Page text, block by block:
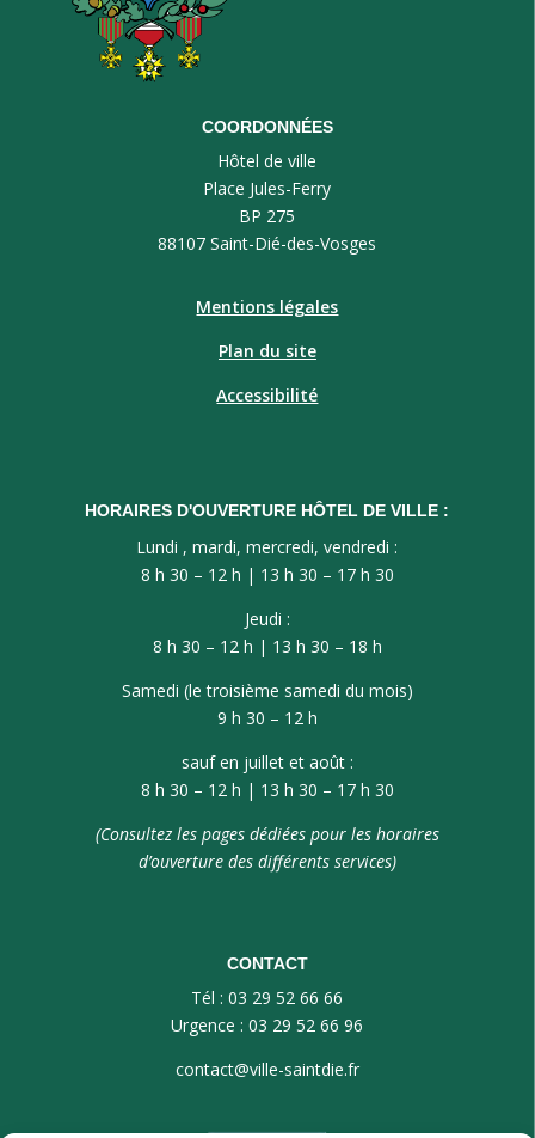
COORDONNÉES
Hôtel de ville
Place Jules-Ferry
BP 275
88107 Saint-Dié-des-Vosges
Mentions légales
Plan du site
Accessibilité
HORAIRES D'OUVERTURE HÔTEL DE VILLE :
Lundi , mardi, mercredi, vendredi :
8 h 30 – 12 h | 13 h 30 – 17 h 30
Jeudi :
8 h 30 – 12 h | 13 h 30 – 18 h
Samedi (le troisième samedi du mois)
9 h 30 – 12 h
sauf en juillet et août :
8 h 30 – 12 h | 13 h 30 – 17 h 30
(Consultez les pages dédiées pour les horaires
d’ouverture des différents services)
CONTACT
Tél : 03 29 52 66 66
Urgence : 03 29 52 66 96
contact@ville-saintdie.fr